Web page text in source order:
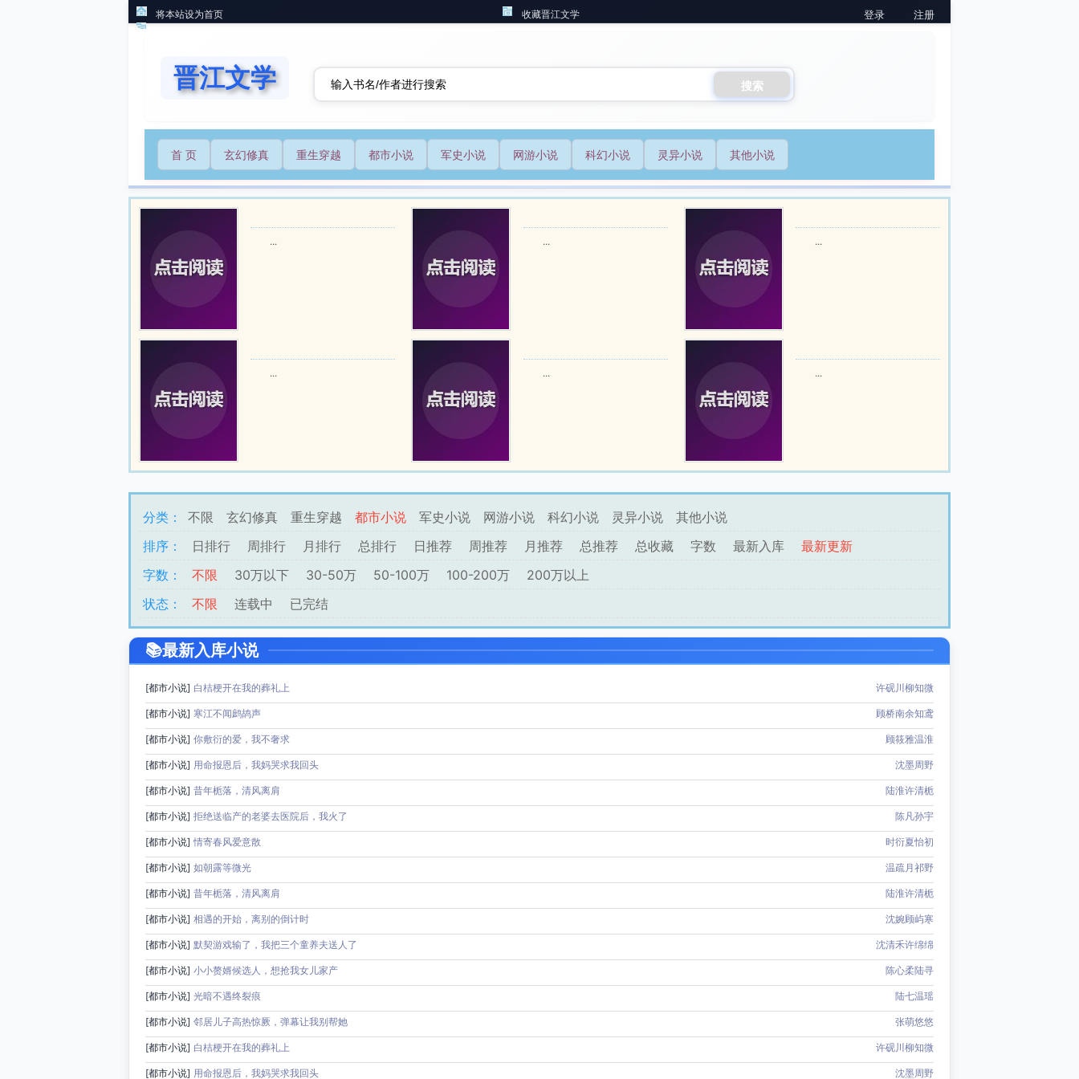
将本站设为首页 收藏晋江文学 登录 注册
晋江文学 搜索
首 页 玄幻修真 重生穿越 都市小说 军史小说 网游小说 科幻小说 灵异小说 其他小说
... ... ...
... ... ...
分类： 不限 玄幻修真 重生穿越 都市小说 军史小说 网游小说 科幻小说 灵异小说
其他小说
排序：
日排行 周排行 月排行 总排行 日推荐 周推荐 月推荐 总推荐 总收藏 字数 最新入库
最新更新
字数：
不限 30万以下 30-50万 50-100万 100-200万
200万以上
状态：
不限 连载中 已完结
最新入库小说
[都市小说] 白桔梗开在我的葬礼上 许砚川柳知微
[都市小说] 寒江不闻鹧鸪声 顾桥南余知鸢
[都市小说] 你敷衍的爱，我不奢求 顾筱雅温淮
[都市小说] 用命报恩后，我妈哭求我回头 沈墨周野
[都市小说] 昔年栀落，清风离肩 陆淮许清栀
[都市小说] 拒绝送临产的老婆去医院后，我火了 陈凡孙宇
[都市小说] 情寄春风爱意散 时衍夏怡初
[都市小说] 如朝露等微光 温疏月祁野
[都市小说] 昔年栀落，清风离肩 陆淮许清栀
[都市小说] 相遇的开始，离别的倒计时 沈婉顾屿寒
[都市小说] 默契游戏输了，我把三个童养夫送人了 沈清禾许绵绵
[都市小说] 小小赘婿候选人，想抢我女儿家产 陈心柔陆寻
[都市小说] 光暗不遇终裂痕 陆七温瑶
[都市小说] 邻居儿子高热惊厥，弹幕让我别帮她 张萌悠悠
[都市小说] 白桔梗开在我的葬礼上 许砚川柳知微
[都市小说] 用命报恩后，我妈哭求我回头 沈墨周野